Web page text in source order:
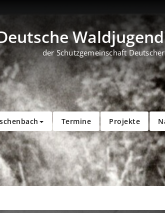
der Schutzgemeinschaft
Termine Projekte